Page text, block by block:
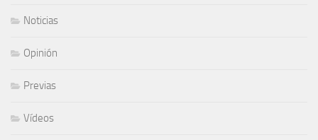
Noticias
Opinión
Previas
Vídeos